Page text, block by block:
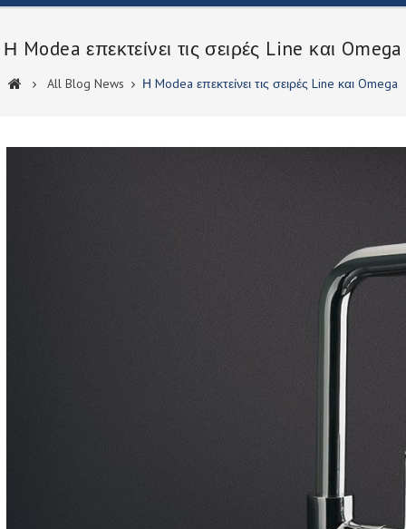
Η Modea επεκτείνει τις σειρές Line και Omega
All Blog News Η Modea επεκτείνει τις σειρές Line και Omega